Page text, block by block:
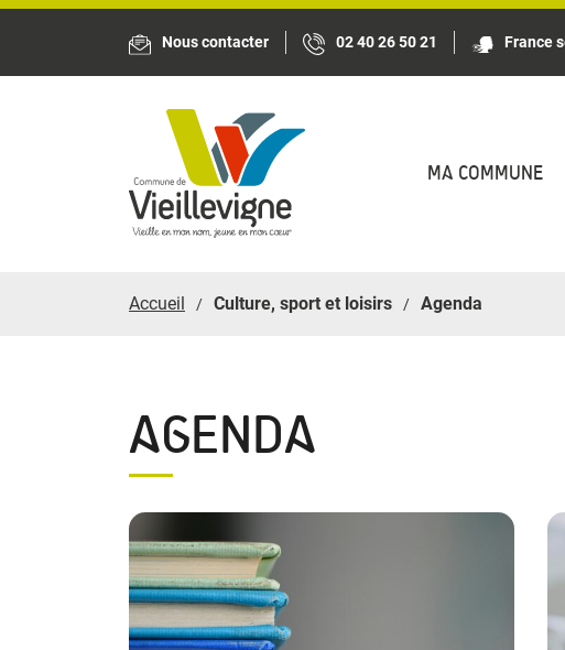
Nous contacter 02 40 26 50 21 France
MA COMMUNE
Accueil Culture, sport et loisirs Agenda
AGENDA
Panneau de gestion des cookies